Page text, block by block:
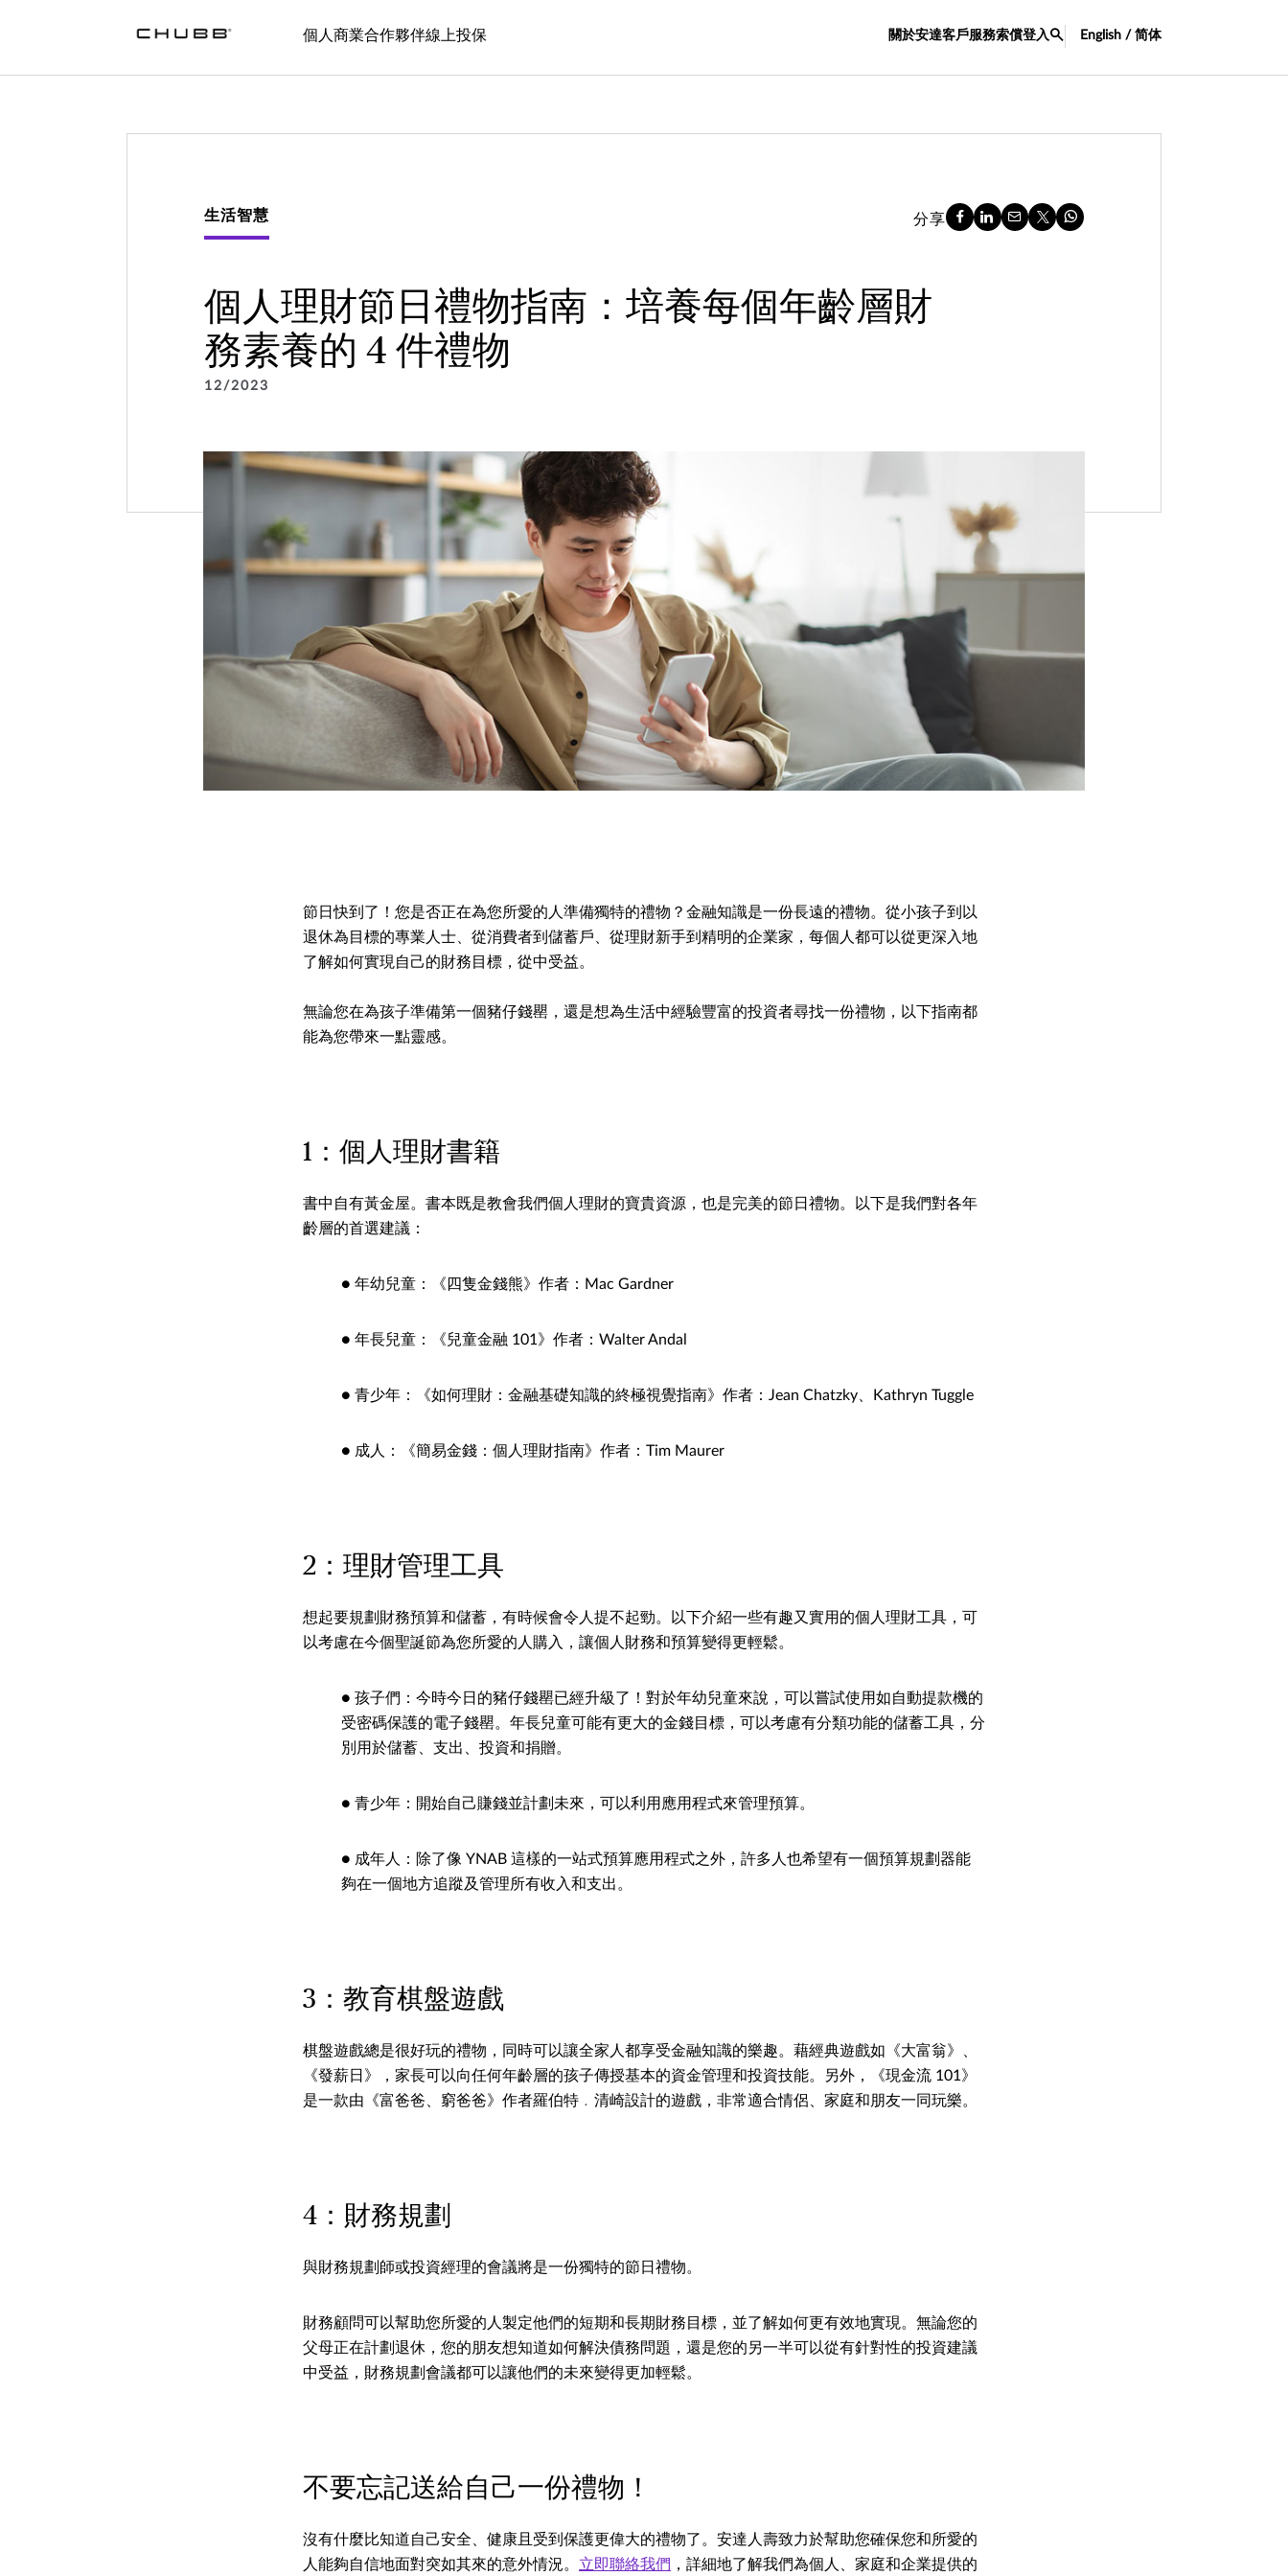
個人 商業合作夥伴線上投保 關於安達客戶服務索償登入 English / 简体
生活智慧 分享
個人理財節日禮物指南：培養每個年齡層財
務素養的 4 件禮物
12/2023
節日快到了！您是否正在為您所愛的人準備獨特的禮物？金融知識是一份長遠的禮物。從小孩子到以
退休為目標的專業人士、從消費者到儲蓄戶、從理財新手到精明的企業家，每個人都可以從更深入地
了解如何實現自己的財務目標，從中受益。
無論您在為孩子準備第一個豬仔錢罌，還是想為生活中經驗豐富的投資者尋找一份禮物，以下指南都
能為您帶來一點靈感。
1：個人理財書籍
書中自有黃金屋。書本既是教會我們個人理財的寶貴資源，也是完美的節日禮物。以下是我們對各年
齡層的首選建議：
● 年幼兒童：《四隻金錢熊》作者：Mac Gardner
● 年長兒童：《兒童金融 101》作者：Walter Andal
● 青少年：《如何理財：金融基礎知識的終極視覺指南》作者：Jean Chatzky、Kathryn Tuggle
● 成人：《簡易金錢：個人理財指南》作者：Tim Maurer
2：理財管理工具
想起要規劃財務預算和儲蓄，有時候會令人提不起勁。以下介紹一些有趣又實用的個人理財工具，可
以考慮在今個聖誕節為您所愛的人購入，讓個人財務和預算變得更輕鬆。
● 孩子們：今時今日的豬仔錢罌已經升級了！對於年幼兒童來說，可以嘗試使用如自動提款機的
受密碼保護的電子錢罌。年長兒童可能有更大的金錢目標，可以考慮有分類功能的儲蓄工具，分
別用於儲蓄、支出、投資和捐贈。
● 青少年：開始自己賺錢並計劃未來，可以利用應用程式來管理預算。
● 成年人：除了像 YNAB 這樣的一站式預算應用程式之外，許多人也希望有一個預算規劃器能
夠在一個地方追蹤及管理所有收入和支出。
3：教育棋盤遊戲
棋盤遊戲總是很好玩的禮物，同時可以讓全家人都享受金融知識的樂趣。藉經典遊戲如《大富翁》、
《發薪日》，家長可以向任何年齡層的孩子傳授基本的資金管理和投資技能。另外，《現金流 101》
是一款由《富爸爸、窮爸爸》作者羅伯特﹒清崎設計的遊戲，非常適合情侶、家庭和朋友一同玩樂。
4：財務規劃
與財務規劃師或投資經理的會議將是一份獨特的節日禮物。
財務顧問可以幫助您所愛的人製定他們的短期和長期財務目標，並了解如何更有效地實現。無論您的
父母正在計劃退休，您的朋友想知道如何解決債務問題，還是您的另一半可以從有針對性的投資建議
中受益，財務規劃會議都可以讓他們的未來變得更加輕鬆。
不要忘記送給自己一份禮物！
沒有什麼比知道自己安全、健康且受到保護更偉大的禮物了。安達人壽致力於幫助您確保您和所愛的
人能夠自信地面對突如其來的意外情況。 立即聯絡我們 ，詳細地了解我們為個人、家庭和企業提供的